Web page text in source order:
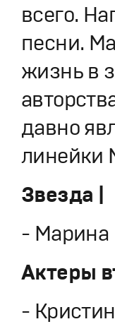
всего.
песни.
жизнь в
давно
линейки
Звезда |
- Марина
Актеры
-